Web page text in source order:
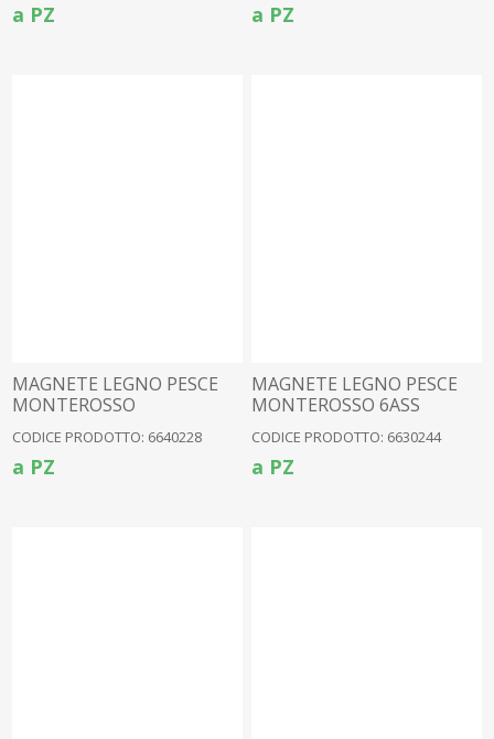
a PZ a PZ
MAGNETE LEGNO PESCE
MONTEROSSO
CODICE PRODOTTO: 6640228
a PZ
MAGNETE LEGNO PESCE
MONTEROSSO 6ASS
CODICE PRODOTTO: 6630244
a PZ